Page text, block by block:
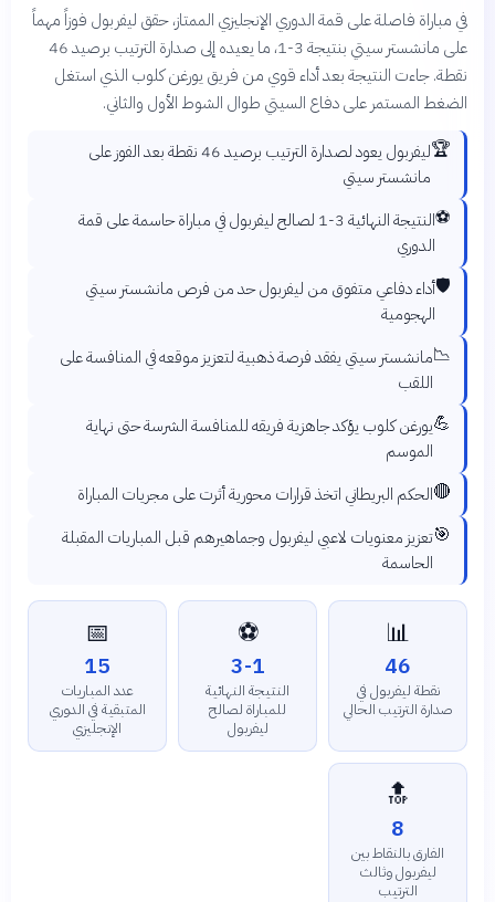
في مباراة فاصلة على قمة الدوري الإنجليزي الممتاز، حقق ليفربول فوزاً مهماً
على مانشستر سيتي بنتيجة 3-1، ما يعيده إلى صدارة الترتيب برصيد 46
نقطة. جاءت النتيجة بعد أداء قوي من فريق يورغن كلوب الذي استغل
الضغط المستمر على دفاع السيتي طوال الشوط الأول والثاني.
🏆
ليفربول يعود لصدارة الترتيب برصيد 46 نقطة بعد الفوز على
مانشستر سيتي
⚽
النتيجة النهائية 3-1 لصالح ليفربول في مباراة حاسمة على قمة
الدوري
🛡️أداء دفاعي متفوق من ليفربول حد من فرص مانشستر سيتي
الهجومية
📉مانشستر سيتي يفقد فرصة ذهبية لتعزيز موقعه في المنافسة على
اللقب
💪يورغن كلوب يؤكد جاهزية فريقه للمنافسة الشرسة حتى نهاية
الموسم
🔴الحكم البريطاني اتخذ قرارات محورية أثرت على مجريات المباراة
🎯تعزيز معنويات لاعبي ليفربول وجماهيرهم قبل المباريات المقبلة
الحاسمة
📊
46
نقطة ليفربول في
صدارة الترتيب الحالي
⚽
3-1
النتيجة النهائية
للمباراة لصالح
ليفربول
📅
15
عدد المباريات
المتبقية في الدوري
الإنجليزي
🔝
8
الفارق بالنقاط بين
ليفربول وثالث
الترتيب